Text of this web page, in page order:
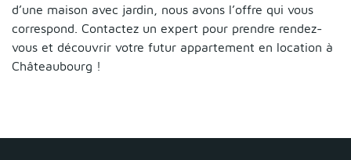
d’une maison avec jardin, nous avons l’offre qui vous
correspond. Contactez un expert pour prendre rendez-
vous et découvrir votre futur appartement en location à
Châteaubourg !